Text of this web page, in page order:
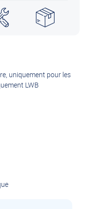
uniquement pour les
LWB